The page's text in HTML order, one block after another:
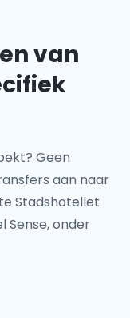
van
Geen
aan naar
Stadshotellet
Sense, onder